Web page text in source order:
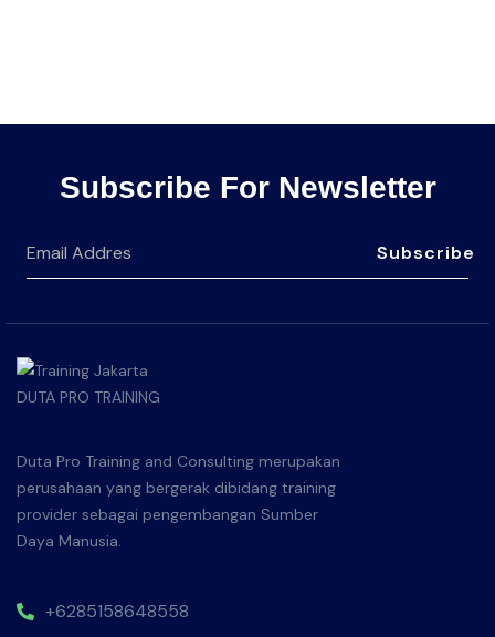
Subscribe For Newsletter
Subscribe
Duta Pro Training and Consulting merupakan
perusahaan yang bergerak dibidang training
provider sebagai pengembangan Sumber
Daya Manusia.
+6285158648558